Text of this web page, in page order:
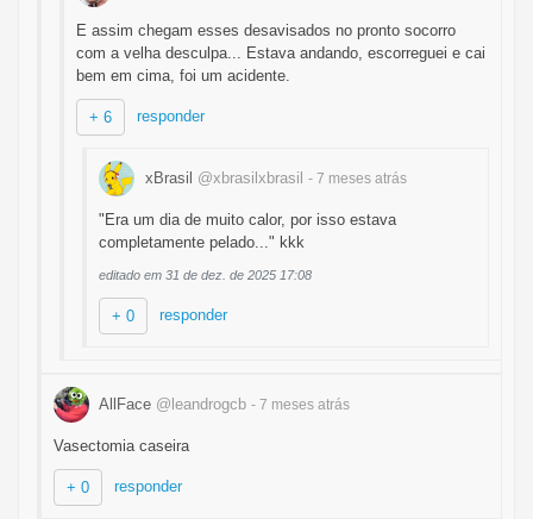
E assim chegam esses desavisados no pronto socorro
com a velha desculpa... Estava andando, escorreguei e cai
bem em cima, foi um acidente.
+ 6 responder
xBrasil @xbrasilxbrasil - 7 meses atrás
"Era um dia de muito calor, por isso estava
completamente pelado..." kkk
editado em 31 de dez. de 2025 17:08
+ 0 responder
AllFace @leandrogcb - 7 meses atrás
Vasectomia caseira
+ 0 responder